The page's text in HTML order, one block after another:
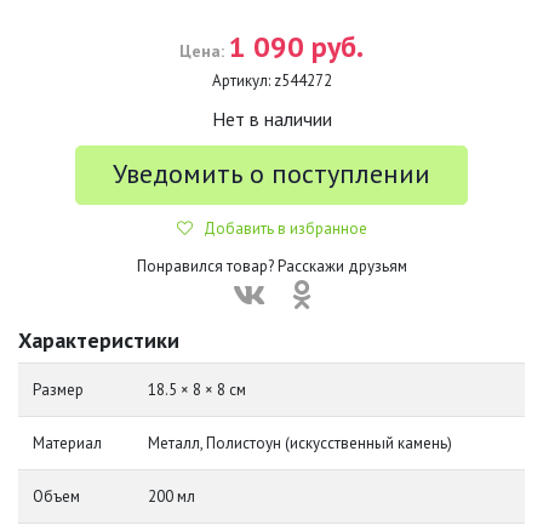
Цена: 1 090 руб.
Артикул: z544272
Нет в наличии
Уведомить о поступлении
Добавить в избранное
Понравился товар? Расскажи друзьям
Характеристики
Размер 18.5 × 8 × 8 см
Материал Металл, Полистоун (искусственный камень)
Объем 200 мл